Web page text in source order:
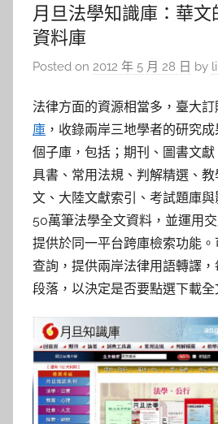
月旦法學知識庫：華
資料庫
Posted on 2012 年 5 月 28 日 by
法律方面的資源相當多，臺大訂
庫 ，收錄兩岸三地學者的研究
個子庫，包括；期刊、圖書文
具書、常用法規、判解精選、
文、大陸文獻索引、考試題庫
50萬筆法學全文資料，並運用
提供於同一平台跨庫檢索功能
查詢，提供兩岸法律用語轉譯
段落，以決定是否要點選下載全